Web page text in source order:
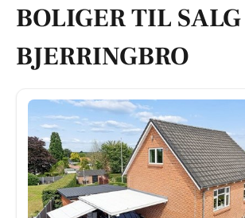
BOLIGER TIL
BJERRINGBRO